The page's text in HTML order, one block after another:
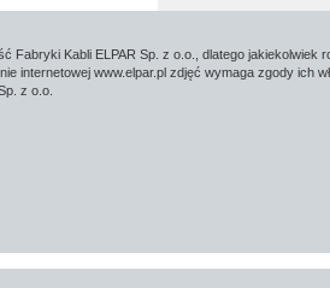
Fabryki Kabli ELPAR Sp. z o.o., dlatego jakiekolwiek
internetowej www.elpar.pl zdjęć wymaga zgody ich
z o.o.